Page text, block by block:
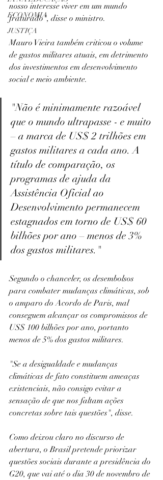
ECONOMIA
JUSTIÇA
nosso interesse viver em um mundo
fraturado", disse o ministro.
Mauro Vieira também criticou o volume
de gastos militares atuais, em detrimento
dos investimentos em desenvolvimento
social e meio ambiente.
"Não é minimamente razoável
que o mundo ultrapasse - e muito
– a marca de US$ 2 trilhões em
gastos militares a cada ano. A
título de comparação, os
programas de ajuda da
Assistência Oficial ao
Desenvolvimento permanecem
estagnados em torno de US$ 60
bilhões por ano – menos de 3%
dos gastos militares."
Segundo o chanceler, os desembolsos
para combater mudanças climáticas, sob
o amparo do Acordo de Paris, mal
conseguem alcançar os compromissos de
US$ 100 bilhões por ano, portanto
menos de 5% dos gastos militares.
"Se a desigualdade e mudanças
climáticas de fato constituem ameaças
existenciais, não consigo evitar a
sensação de que nos faltam ações
concretas sobre tais questões", disse.
Como deixou claro no discurso de
abertura, o Brasil pretende priorizar
questões sociais durante a presidência do
G20, que vai até o dia 30 de novembro de